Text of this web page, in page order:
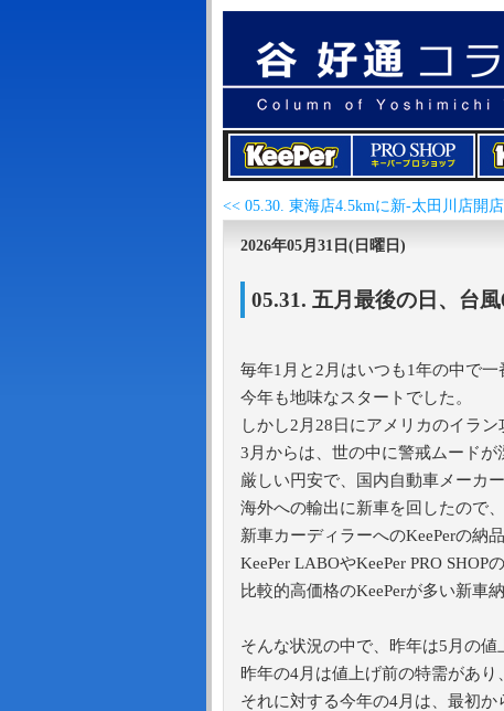
2026年05月31日(日曜日)
05.31. 五月最後の日、台
毎年1月と2月はいつも1年の中で
今年も地味なスタートでした。
しかし2月28日にアメリカのイラン
3月からは、世の中に警戒ムードが
厳しい円安で、国内自動車メーカ
海外への輸出に新車を回したので
新車カーディラーへのKeePerの納品
KeePer LABOやKeePer PRO SHOP
比較的高価格のKeePerが多い新車
そんな状況の中で、昨年は5月の値
昨年の4月は値上げ前の特需があり
それに対する今年の4月は、最初か